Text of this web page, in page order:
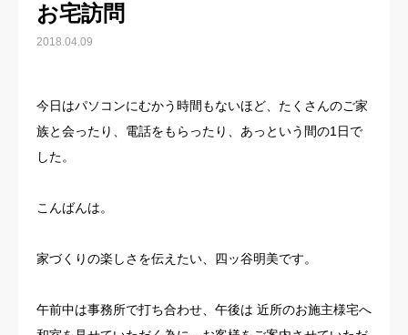
お宅訪問
2018.04.09
今日はパソコンにむかう時間もないほど、たくさんのご家
族と会ったり、電話をもらったり、あっという間の1日で
した。
こんばんは。
家づくりの楽しさを伝えたい、四ッ谷明美です。
午前中は事務所で打ち合わせ、午後は 近所のお施主様宅へ
LINE登録
特集コンテンツ
施工事例
お客様の声
よくある質問